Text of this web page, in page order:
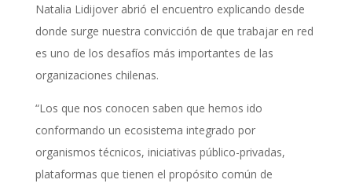
Natalia Lidijover abrió el encuentro explicando desde
donde surge nuestra convicción de que trabajar en red
es uno de los desafíos más importantes de las
organizaciones chilenas.
“Los que nos conocen saben que hemos ido
conformando un ecosistema integrado por
organismos técnicos, iniciativas público-privadas,
plataformas que tienen el propósito común de